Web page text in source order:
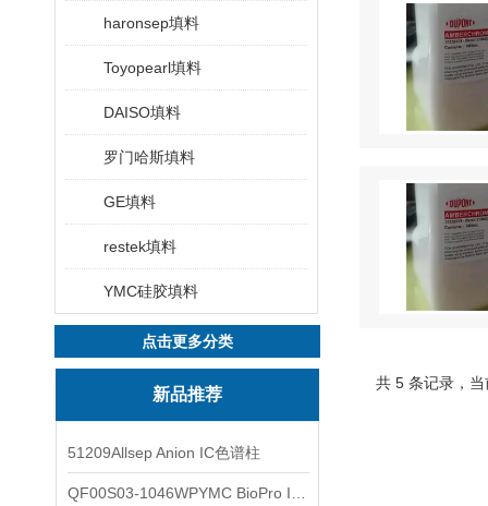
haronsep填料
Toyopearl填料
DAISO填料
罗门哈斯填料
GE填料
restek填料
YMC硅胶填料
点击更多分类
新品推荐
51209Allsep Anion IC色谱柱
共 5 条记录，